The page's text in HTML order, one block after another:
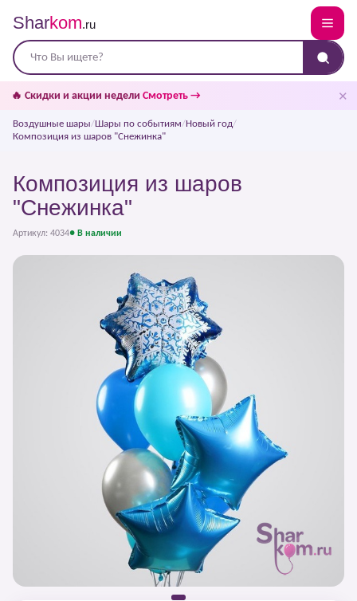
Sharkom.ru
🔥 Скидки и акции недели Смотреть → ✕
Воздушные шары/Шары по событиям/Новый год/
Композиция из шаров "Снежинка"
Композиция из шаров
"Снежинка"
Артикул: 4034● В наличии